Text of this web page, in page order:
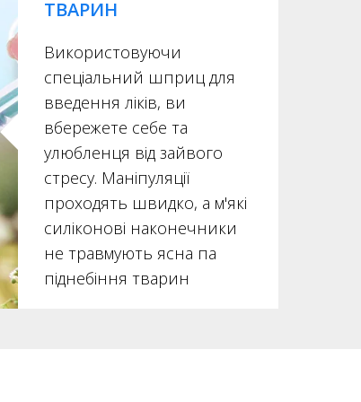
ТВАРИН
Використовуючи
спеціальний шприц для
введення ліків, ви
вбережете себе та
улюбленця від зайвого
стресу. Маніпуляції
проходять швидко, а м'які
силіконові наконечники
не травмують ясна па
піднебіння тварин